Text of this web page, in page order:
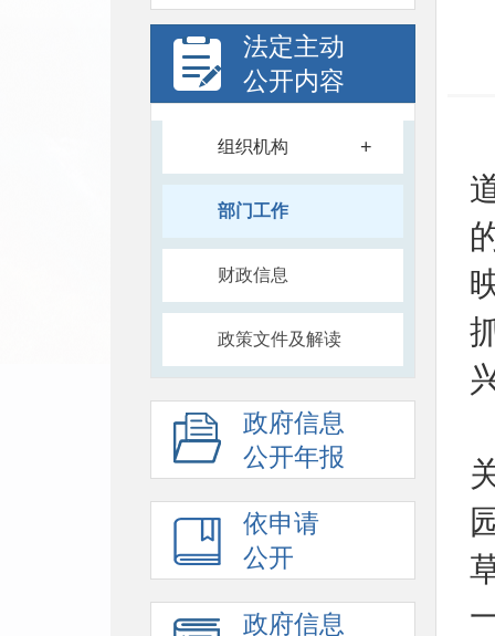
法定主动
公开内容
组织机构 +
部门工作
财政信息
政策文件及解读
政府信息
公开年报
依申请
公开
政府信息